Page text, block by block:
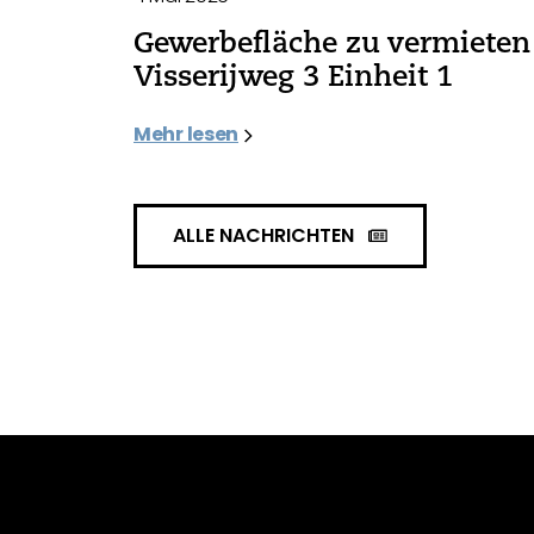
Gewerbefläche zu vermieten
Visserijweg 3 Einheit 1
Mehr lesen
ALLE NACHRICHTEN